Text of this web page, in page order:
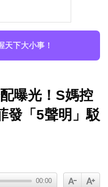
天下大小事！
曝光！S媽控
發「5聲明」駁
00:00